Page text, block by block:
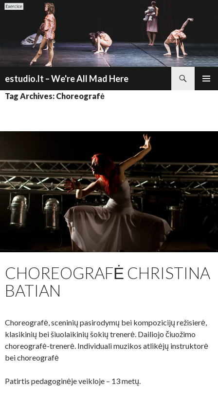
estudio.lt – We're All Mad Here
TO
Tag Archives: Choreografė
CHOREOGRAFĖ CHRISTINA
BATIAN
Choreografė, sceninių pasirodymų bei kompozicijų režisierė,
klasikinių bei šiuolaikinių šokių trenerė. Dailiojo čiuožimo
choreografė-trenerė. Individuali muzikos atlikėjų instruktorė
bei choreografė
Patirtis pedagoginėje veikloje – 13 metų.